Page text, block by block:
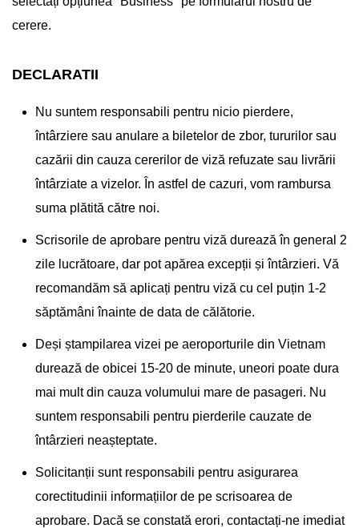
cerere.
DECLARATII
Nu suntem responsabili pentru nicio pierdere,
întârziere sau anulare a biletelor de zbor, tururilor sau
cazării din cauza cererilor de viză refuzate sau livrării
întârziate a vizelor. În astfel de cazuri, vom rambursa
suma plătită către noi.
Scrisorile de aprobare pentru viză durează în general 2
zile lucrătoare, dar pot apărea excepții și întârzieri. Vă
recomandăm să aplicați pentru viză cu cel puțin 1-2
săptămâni înainte de data de călătorie.
Deși ștampilarea vizei pe aeroporturile din Vietnam
durează de obicei 15-20 de minute, uneori poate dura
mai mult din cauza volumului mare de pasageri. Nu
suntem responsabili pentru pierderile cauzate de
întârzieri neașteptate.
Solicitanții sunt responsabili pentru asigurarea
corectitudinii informațiilor de pe scrisoarea de
aprobare. Dacă se constată erori, contactați-ne imediat